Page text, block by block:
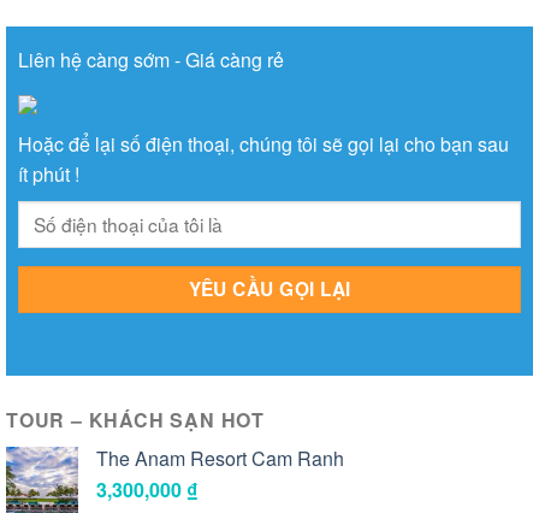
Liên hệ càng sớm - Giá càng rẻ
Hoặc để lại số điện thoại, chúng tôi sẽ gọi lại cho bạn sau
ít phút !
TOUR – KHÁCH SẠN HOT
The Anam Resort Cam Ranh
3,300,000 ₫